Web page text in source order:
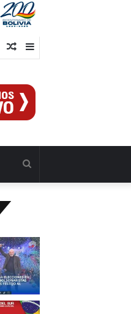
Barra
Publicación
azar